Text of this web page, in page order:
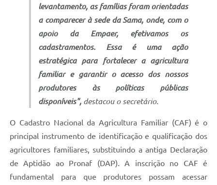
levantamento, as famílias foram orientadas
a comparecer à sede da Sama, onde, com o
apoio da Empaer, efetivamos os
cadastramentos. Essa é uma ação
estratégica para fortalecer a agricultura
familiar e garantir o acesso dos nossos
produtores às políticas públicas
disponíveis", destacou o secretário.
O Cadastro Nacional da Agricultura Familiar (CAF) é o
principal instrumento de identificação e qualificação dos
agricultores familiares, substituindo a antiga Declaração
de Aptidão ao Pronaf (DAP). A inscrição no CAF é
fundamental para que produtores possam acessar